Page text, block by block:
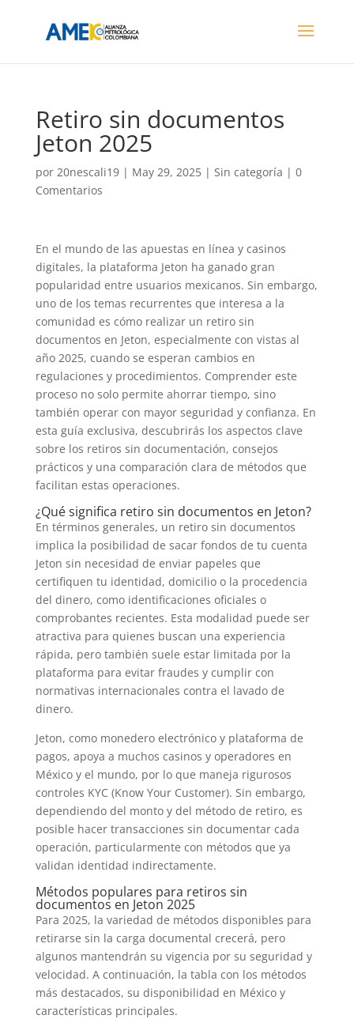
Retiro sin documentos
Jeton 2025
por 20nescali19| May 29, 2025| Sin categoría | 0
Comentarios
En el mundo de las apuestas en línea y casinos
digitales, la plataforma Jeton ha ganado gran
popularidad entre usuarios mexicanos. Sin embargo,
uno de los temas recurrentes que interesa a la
comunidad es cómo realizar un retiro sin
documentos en Jeton, especialmente con vistas al
año 2025, cuando se esperan cambios en
regulaciones y procedimientos. Comprender este
proceso no solo permite ahorrar tiempo, sino
también operar con mayor seguridad y confianza. En
esta guía exclusiva, descubrirás los aspectos clave
sobre los retiros sin documentación, consejos
prácticos y una comparación clara de métodos que
facilitan estas operaciones.
¿Qué significa retiro sin documentos en Jeton?
En términos generales, un retiro sin documentos
implica la posibilidad de sacar fondos de tu cuenta
Jeton sin necesidad de enviar papeles que
certifiquen tu identidad, domicilio o la procedencia
del dinero, como identificaciones oficiales o
comprobantes recientes. Esta modalidad puede ser
atractiva para quienes buscan una experiencia
rápida, pero también suele estar limitada por la
plataforma para evitar fraudes y cumplir con
normativas internacionales contra el lavado de
dinero.
Jeton, como monedero electrónico y plataforma de
pagos, apoya a muchos casinos y operadores en
México y el mundo, por lo que maneja rigurosos
controles KYC (Know Your Customer). Sin embargo,
dependiendo del monto y del método de retiro, es
posible hacer transacciones sin documentar cada
operación, particularmente con métodos que ya
validan identidad indirectamente.
Métodos populares para retiros sin
documentos en Jeton 2025
Para 2025, la variedad de métodos disponibles para
retirarse sin la carga documental crecerá, pero
algunos mantendrán su vigencia por su seguridad y
velocidad. A continuación, la tabla con los métodos
más destacados, su disponibilidad en México y
características principales.